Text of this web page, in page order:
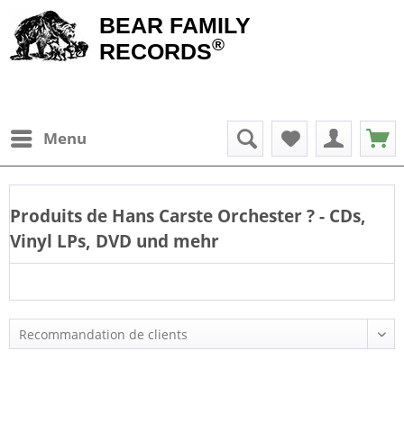
BEAR FAMILY
RECORDS®
Menu
Produits de Hans Carste Orchester? - CDs,
Vinyl LPs, DVD und mehr